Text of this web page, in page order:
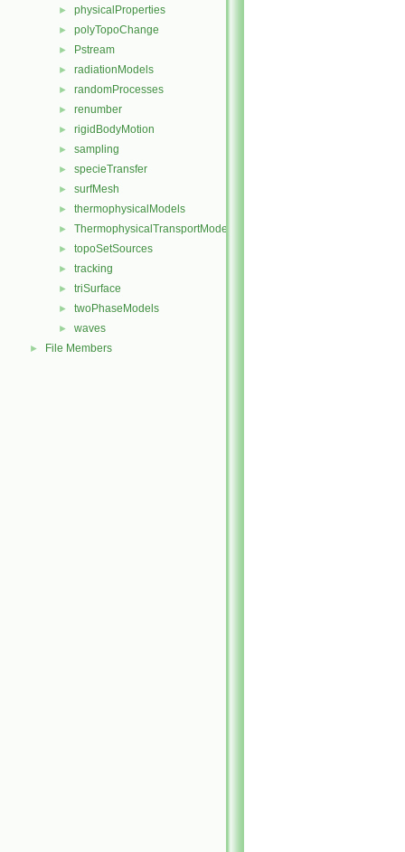
► physicalProperties
► polyTopoChange
► Pstream
► radiationModels
► randomProcesses
► renumber
► rigidBodyMotion
► sampling
► specieTransfer
► surfMesh
► thermophysicalModels
► ThermophysicalTransportModels
► topoSetSources
► tracking
► triSurface
► twoPhaseModels
► waves
► File Members